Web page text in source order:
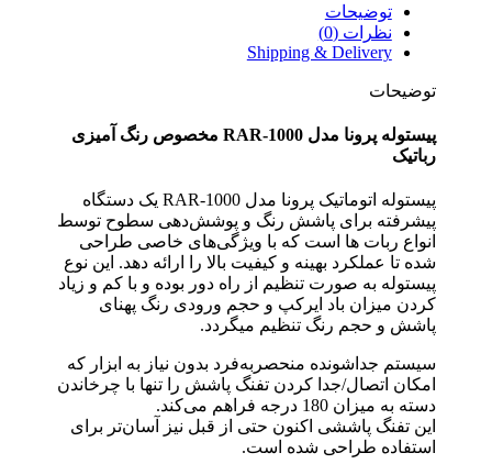
توضیحات
نظرات (0)
Shipping & Delivery
توضیحات
پیستوله پرونا مدل RAR-1000 مخصوص رنگ آمیزی
رباتیک
پیستوله اتوماتیک پرونا مدل RAR-1000 یک دستگاه
پیشرفته برای پاشش رنگ و پوشش‌دهی سطوح توسط
انواع ربات ها است که با ویژگی‌های خاصی طراحی
شده تا عملکرد بهینه و کیفیت بالا را ارائه دهد. این نوع
پیستوله به صورت تنظیم از راه دور بوده و با کم و زیاد
کردن میزان باد ایرکپ و حجم ورودی رنگ پهنای
پاشش و حجم رنگ تنظیم میگردد.
سیستم جداشونده منحصر‌به‌فرد بدون نیاز به ابزار که
امکان اتصال/جدا کردن تفنگ پاشش را تنها با چرخاندن
دسته به میزان 180 درجه فراهم می‌کند.
این تفنگ پاششی اکنون حتی از قبل نیز آسان‌تر برای
استفاده طراحی شده است.